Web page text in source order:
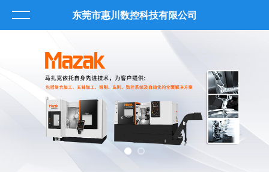
东莞市惠川数控科技有限公司